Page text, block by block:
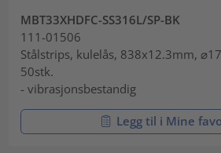
MBT33XHDFC-SS316L/SP-BK
111-01506
Stålstrips, kulelås, 838x12.3mm,
50stk.
- vibrasjonsbestandig
Legg til i Mine